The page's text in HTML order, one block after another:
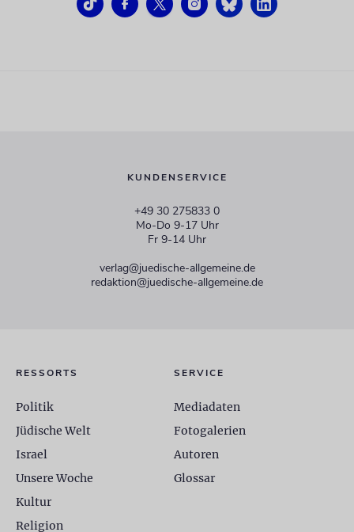
KUNDENSERVICE
+49 30 275833 0
Mo-Do 9-17 Uhr
Fr 9-14 Uhr
verlag@juedische-allgemeine.de
redaktion@juedische-allgemeine.de
RESSORTS
Politik
Jüdische Welt
Israel
Unsere Woche
Kultur
Religion
SERVICE
Mediadaten
Fotogalerien
Autoren
Glossar